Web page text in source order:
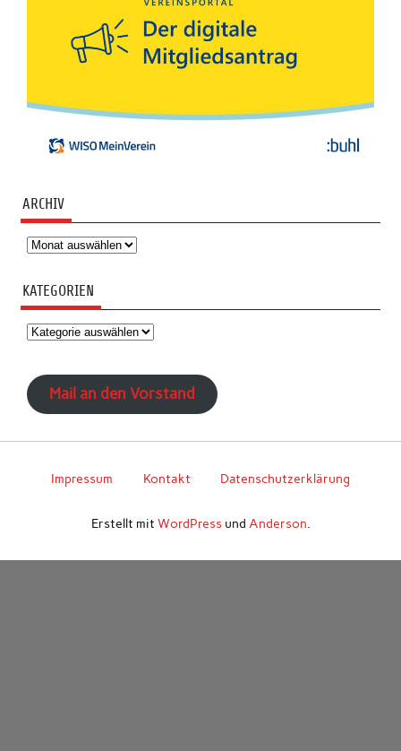
ARCHIV
KATEGORIEN
Mail an den Vorstand
Impressum Kontakt Datenschutzerklärung
Erstellt mit WordPressund Anderson